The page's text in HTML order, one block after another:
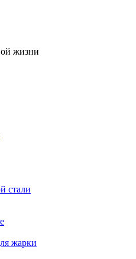
жизни
стали
жарки